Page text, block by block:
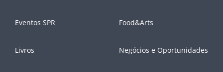
Eventos SPR Food&Arts
Livros Negócios e Oportunidades